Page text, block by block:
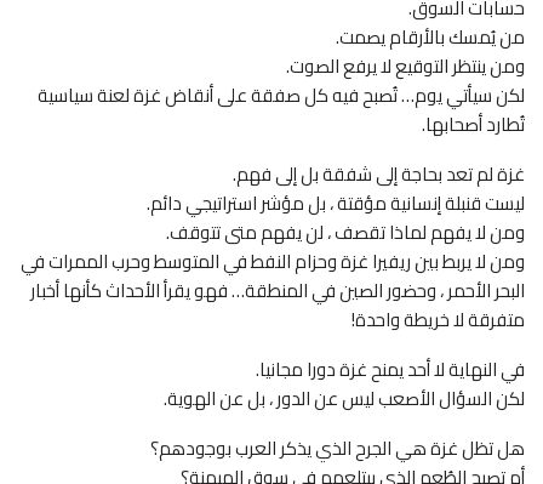
حسابات السوق.
من يُمسك بالأرقام يصمت.
ومن ينتظر التوقيع لا يرفع الصوت.
لكن سيأتي يوم… تُصبح فيه كل صفقة على أنقاض غزة لعنة سياسية
تُطارد أصحابها.
غزة لم تعد بحاجة إلى شفقة بل إلى فهم.
ليست قنبلة إنسانية مؤقتة ، بل مؤشر استراتيجي دائم.
ومن لا يفهم لماذا تقصف ، لن يفهم متى تتوقف.
ومن لا يربط بين ريفيرا غزة وحزام النفط في المتوسط وحرب الممرات في
البحر الأحمر ، وحضور الصين في المنطقة… فهو يقرأ الأحداث كأنها أخبار
متفرقة لا خريطة واحدة!
في النهاية لا أحد يمنح غزة دورا مجانيا.
لكن السؤال الأصعب ليس عن الدور ، بل عن الهوية.
هل تظل غزة هي الجرح الذي يذكر العرب بوجودهم؟